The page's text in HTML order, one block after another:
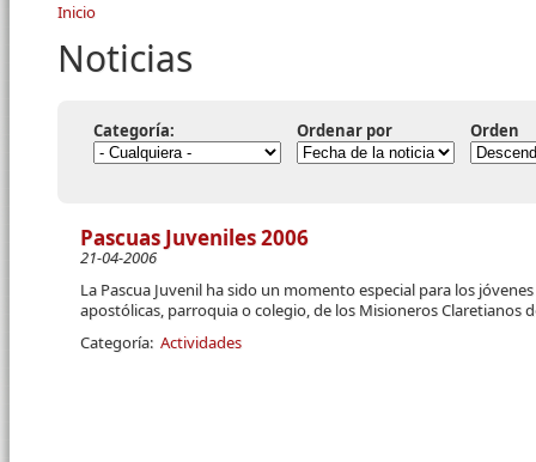
Se encuentra usted aquí
Inicio
Noticias
Categoría: Ordenar por Orden
Pascuas Juveniles 2006
21-04-2006
La Pascua Juvenil ha sido un momento especial para los
apostólicas, parroquia o colegio, de los Misioneros Claretianos
Categoría: Actividades